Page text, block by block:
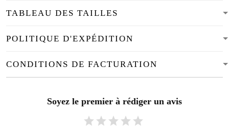
TABLEAU DES TAILLES
POLITIQUE D'EXPÉDITION
CONDITIONS DE FACTURATION
Soyez le premier à rédiger un avis